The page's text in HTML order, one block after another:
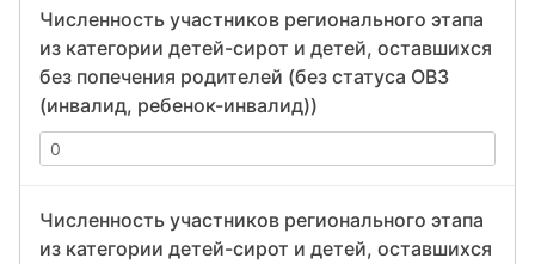
Численность участников регионального этапа
из категории детей-сирот и детей, оставшихся
без попечения родителей (без статуса ОВЗ
(инвалид, ребенок-инвалид))
Численность участников регионального этапа
из категории детей-сирот и детей, оставшихся